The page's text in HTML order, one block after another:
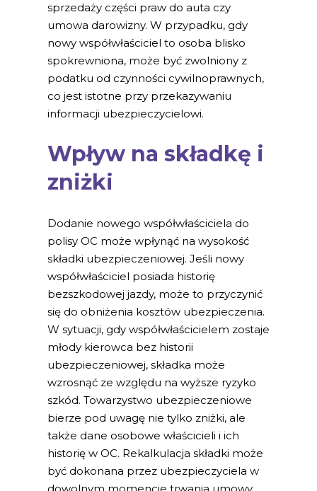
sprzedaży części praw do auta czy
umowa darowizny. W przypadku, gdy
nowy współwłaściciel to osoba blisko
spokrewniona, może być zwolniony z
podatku od czynności cywilnoprawnych,
co jest istotne przy przekazywaniu
informacji ubezpieczycielowi.
Wpływ na składkę i
zniżki
Dodanie nowego współwłaściciela do
polisy OC może wpłynąć na wysokość
składki ubezpieczeniowej. Jeśli nowy
współwłaściciel posiada historię
bezszkodowej jazdy, może to przyczynić
się do obniżenia kosztów ubezpieczenia.
W sytuacji, gdy współwłaścicielem zostaje
młody kierowca bez historii
ubezpieczeniowej, składka może
wzrosnąć ze względu na wyższe ryzyko
szkód. Towarzystwo ubezpieczeniowe
bierze pod uwagę nie tylko zniżki, ale
także dane osobowe właścicieli i ich
historię w OC. Rekalkulacja składki może
być dokonana przez ubezpieczyciela w